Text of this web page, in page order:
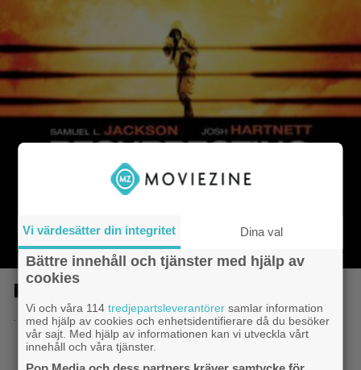
Resurrecting the Champ
- 8.6.2014 20:51
Vi värdesätter din integritet Dina val
Bättre innehåll och tjänster med hjälp av
cookies
Vi och våra 114tredjepartsleverantörer samlar information
med hjälp av cookies och enhetsidentifierare då du besöker
vår sajt. Med hjälp av informationen kan vi utveckla vårt
innehåll och våra tjänster.